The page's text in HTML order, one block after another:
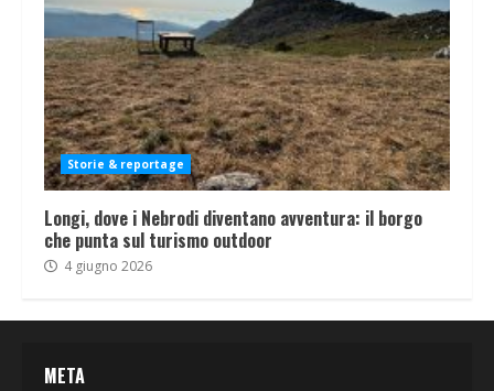
Storie & reportage
Longi, dove i Nebrodi diventano avventura: il borgo
che punta sul turismo outdoor
4 giugno 2026
META